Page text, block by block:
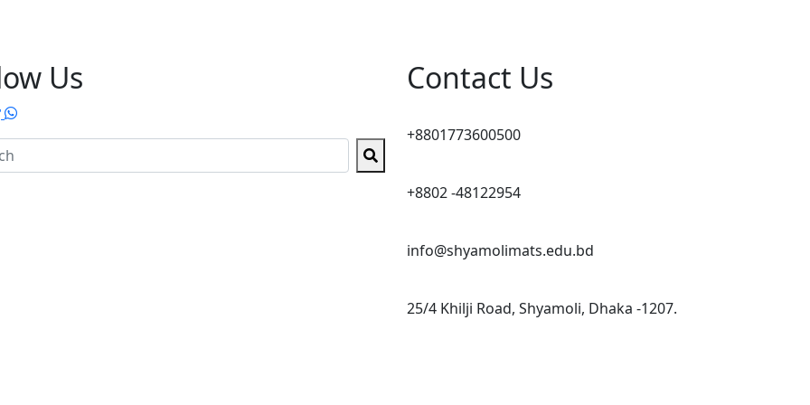
Us Contact Us
+8801773600500
+8802 -48122954
info@shyamolimats.edu.bd
25/4 Khilji Road, Shyamoli, Dhaka -1207.